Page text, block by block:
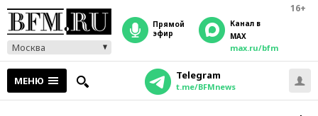
16+
Москва
прямой
эфир
Канал в
MAX
max.ru/bfm
МЕНЮ Telegram
t.me/BFMnews